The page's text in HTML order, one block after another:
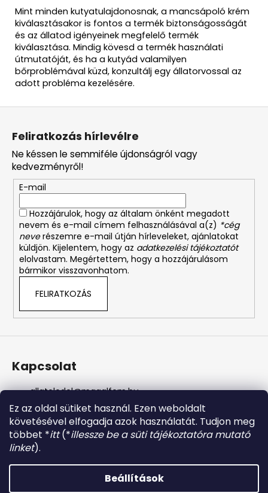
Ez az oldal sütiket használ. Ezen weboldalt
követésével elfogadja azok használatát. Tudjon meg
többet *itt(*illessze be a süti tájékoztatóra mutató
linket).
Beállítások
Mint minden kutyatulajdonosnak, a mancsápoló krém
kiválasztásakor is fontos a termék biztonságosságát
és az állatod igényeinek megfelelő termék
kiválasztása. Mindig kövesd a termék használati
útmutatóját, és ha a kutyád valamilyen
bőrproblémával küzd, konzultálj egy állatorvossal az
adott probléma kezelésére.
L
Feliratkozás hírlevélre
Ne késsen le semmiféle újdonságról vagy
kedvezményről!
E-mail
Hozzájárulok, hogy az általam önként megadott
nevem és e-mail címem felhasználásával a(z) *cég
neverészemre e-mail útján hírleveleket, ajánlatokat
küldjön. Kijelentem, hogy az adatkezelési tájékoztatót
elolvastam. Megértettem, hogy a hozzájárulásom
bármikor visszavonhatom.
FELIRATKOZÁS
Kapcsolat
allateledel@magalfem.hu
+36 70 401 5088
https://www.facebook.com/profile.php?id=61574807
956737
magalfem_2013